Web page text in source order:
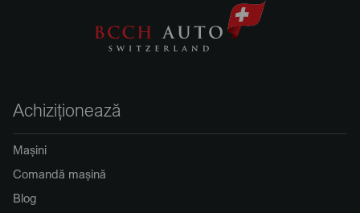
Achiziționează
Mașini
Comandă mașină
Blog